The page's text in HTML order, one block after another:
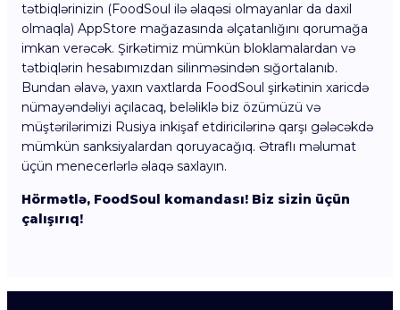
tətbiqlərinizin (FoodSoul ilə əlaqəsi olmayanlar da daxil
olmaqla) AppStore mağazasında əlçatanlığını qorumağa
imkan verəcək. Şirkətimiz mümkün bloklamalardan və
tətbiqlərin hesabımızdan silinməsindən sığortalanıb.
Bundan əlavə, yaxın vaxtlarda FoodSoul şirkətinin xaricdə
nümayəndəliyi açılacaq, beləliklə biz özümüzü və
müştərilərimizi Rusiya inkişaf etdiricilərinə qarşı gələcəkdə
mümkün sanksiyalardan qoruyacağıq. Ətraflı məlumat
üçün menecerlərlə əlaqə saxlayın.
Hörmətlə, FoodSoul komandası! Biz sizin üçün
çalışırıq!